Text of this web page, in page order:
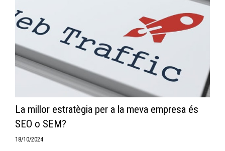
La millor estratègia per a la meva empresa és
SEO o SEM?
18/10/2024